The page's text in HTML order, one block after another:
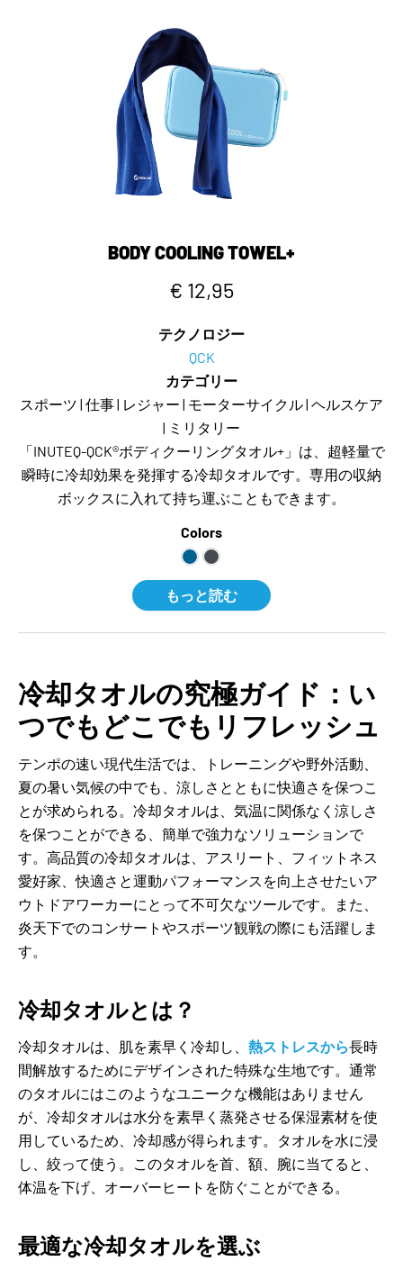
BODY COOLING TOWEL+
€ 12,95
テクノロジー
QCK
カテゴリー
スポーツ | 仕事 | レジャー | モーターサイクル | ヘルスケア
| ミリタリー
「INUTEQ-QCK®ボディクーリングタオル+」は、超軽量で
瞬時に冷却効果を発揮する冷却タオルです。専用の収納
ボックスに入れて持ち運ぶこともできます。
Colors
もっと読む
冷却タオルの究極ガイド：い
つでもどこでもリフレッシュ
テンポの速い現代生活では、トレーニングや野外活動、
夏の暑い気候の中でも、涼しさとともに快適さを保つこ
とが求められる。冷却タオルは、気温に関係なく涼しさ
を保つことができる、簡単で強力なソリューションで
す。高品質の冷却タオルは、アスリート、フィットネス
愛好家、快適さと運動パフォーマンスを向上させたいア
ウトドアワーカーにとって不可欠なツールです。また、
炎天下でのコンサートやスポーツ観戦の際にも活躍しま
す。
冷却タオルとは？
冷却タオルは、肌を素早く冷却し、 熱ストレスから長時
間解放するためにデザインされた特殊な生地です。通常
のタオルにはこのようなユニークな機能はありません
が、冷却タオルは水分を素早く蒸発させる保湿素材を使
用しているため、冷却感が得られます。タオルを水に浸
し、絞って使う。このタオルを首、額、腕に当てると、
体温を下げ、オーバーヒートを防ぐことができる。
最適な冷却タオルを選ぶ